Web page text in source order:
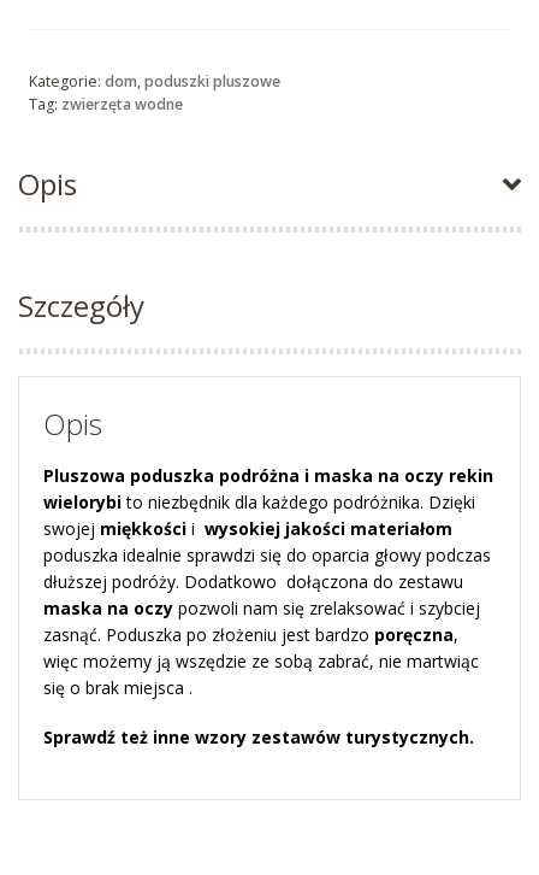
Kategorie: dom,poduszki pluszowe
Tag: zwierzęta wodne
Opis
Szczegóły
Opis
Pluszowa poduszka podróżna i maska na oczy rekin
wielorybito niezbędnik dla każdego podróżnika. Dzięki
swojej miękkości i wysokiej jakości materiałom
poduszka idealnie sprawdzi się do oparcia głowy podczas
dłuższej podróży. Dodatkowo dołączona do zestawu
maska na oczy pozwoli nam się zrelaksować i szybciej
zasnąć. Poduszka po złożeniu jest bardzo poręczna,
więc możemy ją wszędzie ze sobą zabrać, nie martwiąc
się o brak miejsca .
Sprawdź też inne wzory zestawów turystycznych.